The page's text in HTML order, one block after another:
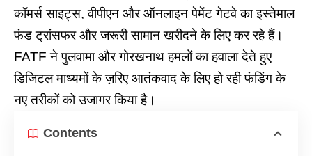
कॉमर्स साइट्स, वीपीएन और ऑनलाइन पेमेंट गेटवे का इस्तेमाल
फंड ट्रांसफर और जरूरी सामान खरीदने के लिए कर रहे हैं।
FATF ने पुलवामा और गोरखनाथ हमलों का हवाला देते हुए
डिजिटल माध्यमों के ज़रिए आतंकवाद के लिए हो रही फंडिंग के
नए तरीकों को उजागर किया है।
Contents